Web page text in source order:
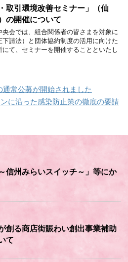
取引環境改善セミナー」（仙
の開催について
会では、組合関係者の皆さまを対象に
請法）と団体協約制度の活用に向けた
て、セミナーを開催することといたし
通常公募が開始されました
に沿った感染防止策の徹底の要請
信州みらいスイッチ～」等にか
創る商店街賑わい創出事業補助
て